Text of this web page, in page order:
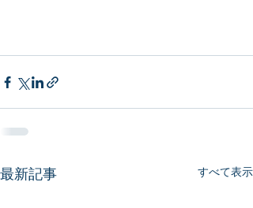
最新記事 すべて表示